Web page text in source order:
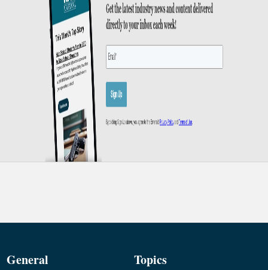
General Topics